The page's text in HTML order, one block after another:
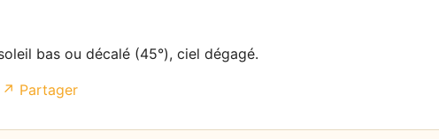
bas ou décalé (45°), ciel dégagé.
↗ Partager